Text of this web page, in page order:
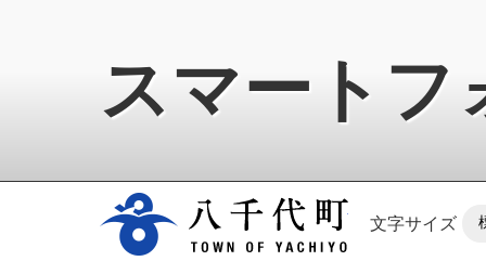
スマートフ
八千代町公式ホ
文字サイズ